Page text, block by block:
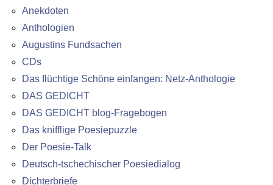
Anekdoten
Anthologien
Augustins Fundsachen
CDs
Das flüchtige Schöne einfangen: Netz-Anthologie
DAS GEDICHT
DAS GEDICHT blog-Fragebogen
Das knifflige Poesiepuzzle
Der Poesie-Talk
Deutsch-tschechischer Poesiedialog
Dichterbriefe